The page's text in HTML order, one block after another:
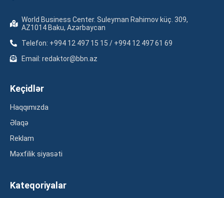
World Business Center. Suleyman Rahimov küç. 309,
AZ1014 Baku, Azərbaycan
Telefon: +994 12 497 15 15 / +994 12 497 61 69
Email: redaktor@bbn.az
Keçidlər
Haqqımızda
Əlaqə
Reklam
Məxfilik siyasəti
Kateqoriyalar